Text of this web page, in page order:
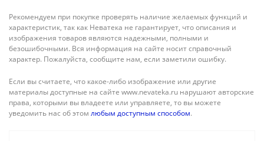
Рекомендуем при покупке проверять наличие желаемых функций и
характеристик, так как Неватека не гарантирует, что описания и
изображения товаров являются надежными, полными и
безошибочными. Вся информация на сайте носит справочный
характер. Пожалуйста, сообщите нам, если заметили ошибку.
Если вы считаете, что какое-либо изображение или другие
материалы доступные на сайте www.nevateka.ru нарушают авторские
права, которыми вы владеете или управляете, то вы можете
уведомить нас об этом любым доступным способом.